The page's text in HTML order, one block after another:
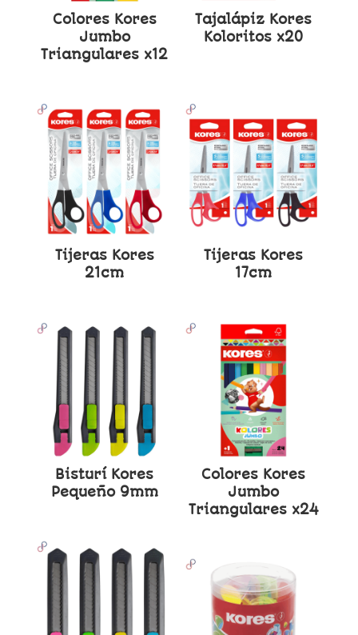
Colores Kores
Jumbo
Triangulares x12
Tajalápiz Kores
Koloritos x20
Tijeras Kores
21cm
Tijeras Kores
17cm
Bisturí Kores
Pequeño 9mm
Colores Kores
Jumbo
Triangulares x24